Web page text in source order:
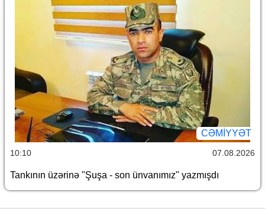
CƏMİYYƏT
10:10 07.08.2026
Tankının üzərinə "Şuşa - son ünvanımız" yazmışdı